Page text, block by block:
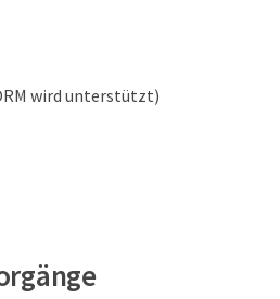
wird unterstützt)